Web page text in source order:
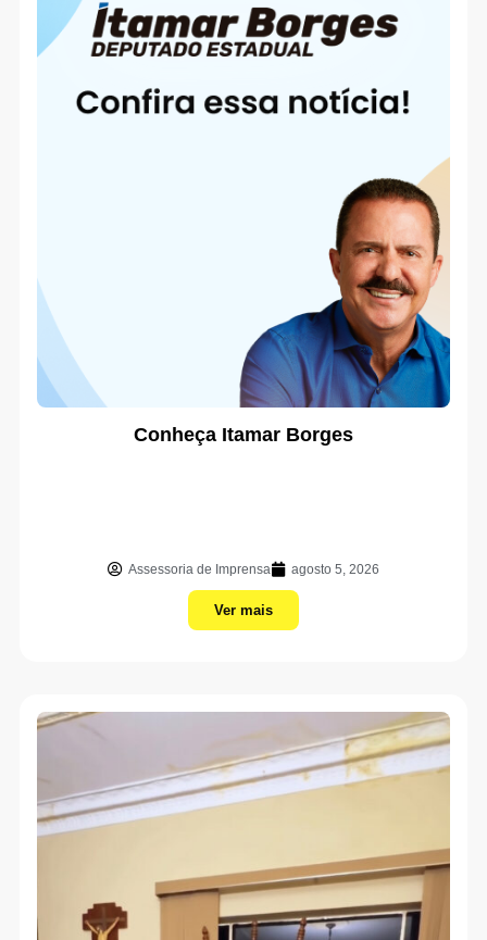
Conheça Itamar Borges
Assessoria de Imprensa agosto 5, 2026
Ver mais